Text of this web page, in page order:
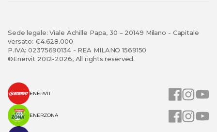
Sede legale: Viale Achille Papa, 30 – 20149 Milano - Capitale
versato: €4.628.000
P.IVA: 02375690134 - REA MILANO 1569150
©Enervit 2012-2026, All rights reserved.
ENERVIT
ENERZONA